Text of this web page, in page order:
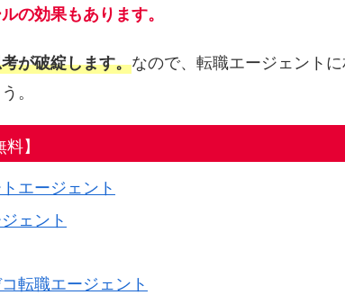
の効果もあります。
が破綻します。なので、転職エージェント
。
】
エージェント
ェント
転職エージェント